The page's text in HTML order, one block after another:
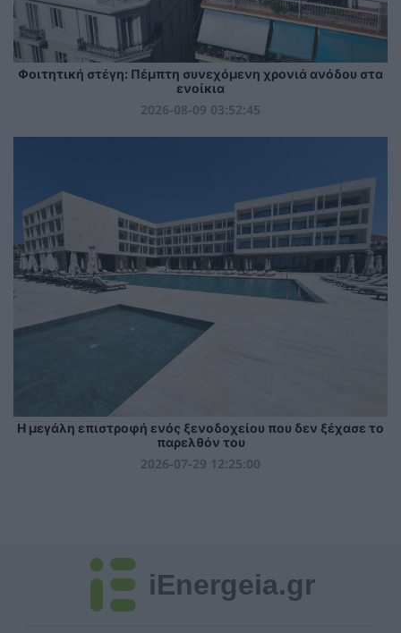
Φοιτητική στέγη: Πέμπτη συνεχόμενη χρονιά ανόδου στα
ενοίκια
2026-08-09 03:52:45
Η μεγάλη επιστροφή ενός ξενοδοχείου που δεν ξέχασε το
παρελθόν του
2026-07-29 12:25:00
iEnergeia.gr